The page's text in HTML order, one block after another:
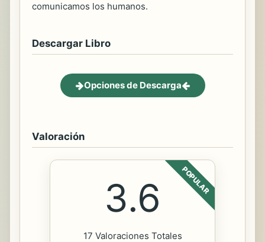
comunicamos los humanos.
Descargar Libro
Opciones de Descarga
Valoración
POPULAR
3.6
17 Valoraciones Totales